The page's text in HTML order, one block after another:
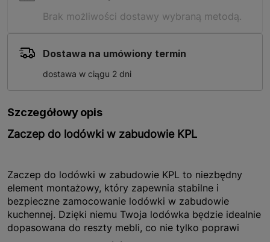
Brak możliwości dostawy wybraną metodą.
Dostawa na umówiony termin
dostawa w ciągu 2 dni
Szczegółowy opis
Zaczep do lodówki w zabudowie KPL
Zaczep do lodówki w zabudowie KPL to niezbędny
element montażowy, który zapewnia stabilne i
bezpieczne zamocowanie lodówki w zabudowie
kuchennej. Dzięki niemu Twoja lodówka będzie idealnie
dopasowana do reszty mebli, co nie tylko poprawi